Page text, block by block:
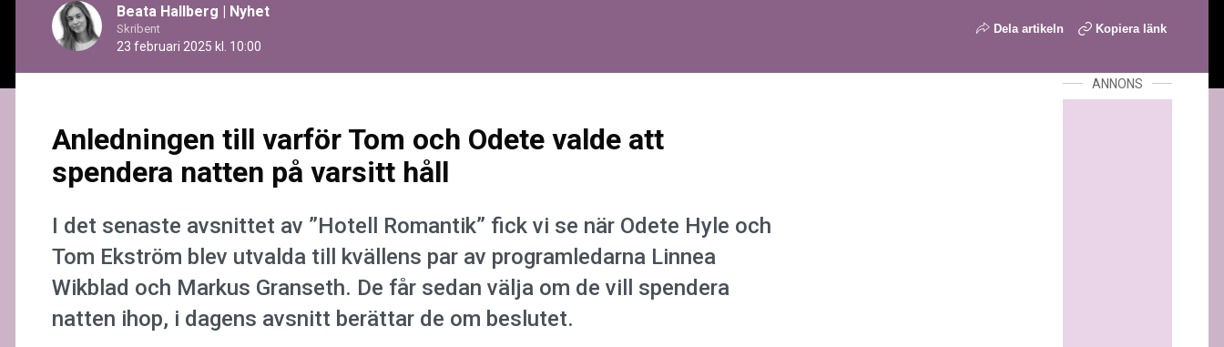
Beata Hallberg | Nyhet
Skribent
23 februari 2025 kl. 10:00
Dela artikeln Kopiera länk
Anledningen till varför Tom och Odete valde att
spendera natten på varsitt håll
I det senaste avsnittet av ”Hotell Romantik” fick vi se när Odete Hyle och
Tom Ekström blev utvalda till kvällens par av programledarna Linnea
Wikblad och Markus Granseth. De får sedan välja om de vill spendera
natten ihop, i dagens avsnitt berättar de om beslutet.
ANNONS